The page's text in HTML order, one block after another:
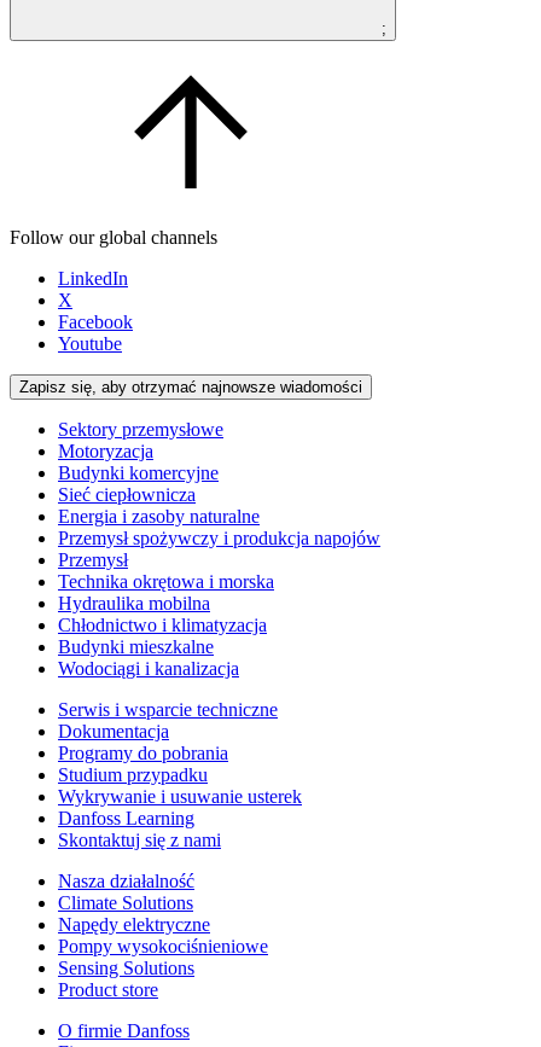
;
Follow our global channels
LinkedIn
X
Facebook
Youtube
Zapisz się, aby otrzymać najnowsze wiadomości
Sektory przemysłowe
Motoryzacja
Budynki komercyjne
Sieć ciepłownicza
Energia i zasoby naturalne
Przemysł spożywczy i produkcja napojów
Przemysł
Technika okrętowa i morska
Hydraulika mobilna
Chłodnictwo i klimatyzacja
Budynki mieszkalne
Wodociągi i kanalizacja
Serwis i wsparcie techniczne
Dokumentacja
Programy do pobrania
Studium przypadku
Wykrywanie i usuwanie usterek
Danfoss Learning
Skontaktuj się z nami
Nasza działalność
Climate Solutions
Napędy elektryczne
Pompy wysokociśnieniowe
Sensing Solutions
Product store
O firmie Danfoss